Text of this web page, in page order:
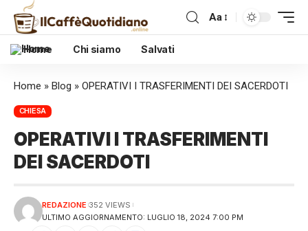
Aa
Home Chi siamo Salvati
Home » Blog » OPERATIVI I TRASFERIMENTI DEI SACERDOTI
CHIESA
OPERATIVI I TRASFERIMENTI
DEI SACERDOTI
ULTIMO AGGIORNAMENTO: LUGLIO 18, 2024 7:00 PM
REDAZIONE 352 VIEWS